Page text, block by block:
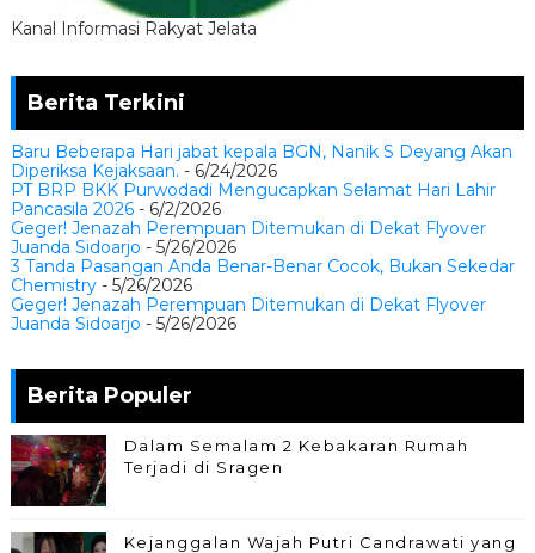
Kanal Informasi Rakyat Jelata
Berita Terkini
Baru Beberapa Hari jabat kepala BGN, Nanik S Deyang Akan
Diperiksa Kejaksaan. - 6/24/2026
PT BRP BKK Purwodadi Mengucapkan Selamat Hari Lahir
Pancasila 2026- 6/2/2026
Geger! Jenazah Perempuan Ditemukan di Dekat Flyover
Juanda Sidoarjo - 5/26/2026
3 Tanda Pasangan Anda Benar-Benar Cocok, Bukan Sekedar
Chemistry- 5/26/2026
Geger! Jenazah Perempuan Ditemukan di Dekat Flyover
Juanda Sidoarjo - 5/26/2026
Berita Populer
Dalam Semalam 2 Kebakaran Rumah
Terjadi di Sragen
Kejanggalan Wajah Putri Candrawati yang